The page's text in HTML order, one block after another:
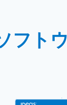
フト